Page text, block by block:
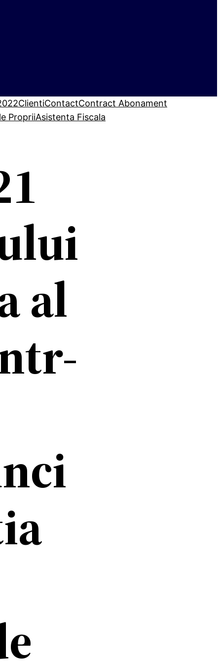
ClientiContactContract Abonament
PropriiAsistenta Fiscala
al